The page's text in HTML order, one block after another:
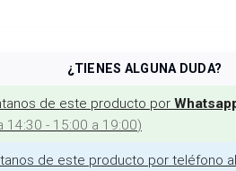
¿TIENES ALGUNA DUDA?
de este producto por
14:30 - 15:00 a 19:00)
de este producto por teléfono al